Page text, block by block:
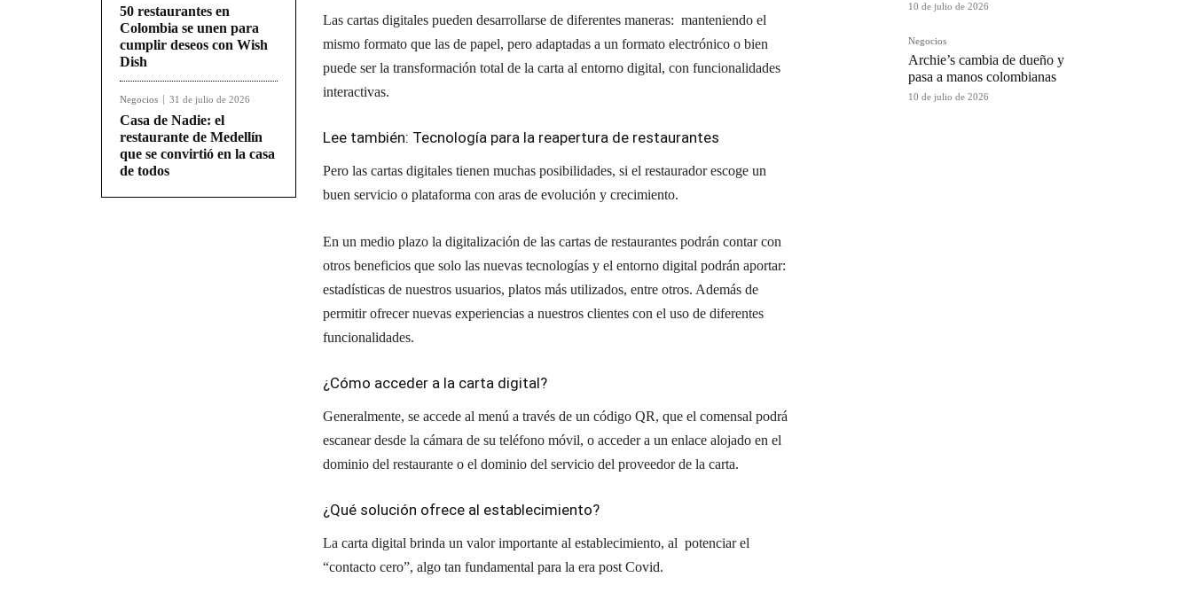
50 restaurantes en
Colombia se unen para
cumplir deseos con Wish
Dish
Negocios 31 de julio de 2026
Casa de Nadie: el
restaurante de Medellín
que se convirtió en la casa
de todos
Las cartas digitales pueden desarrollarse de diferentes maneras: manteniendo el
mismo formato que las de papel, pero adaptadas a un formato electrónico o bien
puede ser la transformación total de la carta al entorno digital, con funcionalidades
interactivas.
Lee también: Tecnología para la reapertura de restaurantes
Pero las cartas digitales tienen muchas posibilidades, si el restaurador escoge un
buen servicio o plataforma con aras de evolución y crecimiento.
En un medio plazo la digitalización de las cartas de restaurantes podrán contar con
otros beneficios que solo las nuevas tecnologías y el entorno digital podrán aportar:
estadísticas de nuestros usuarios, platos más utilizados, entre otros. Además de
permitir ofrecer nuevas experiencias a nuestros clientes con el uso de diferentes
funcionalidades.
¿Cómo acceder a la carta digital?
Generalmente, se accede al menú a través de un código QR, que el comensal podrá
escanear desde la cámara de su teléfono móvil, o acceder a un enlace alojado en el
dominio del restaurante o el dominio del servicio del proveedor de la carta.
¿Qué solución ofrece al establecimiento?
La carta digital brinda un valor importante al establecimiento, al potenciar el
“contacto cero”, algo tan fundamental para la era post Covid.
10 de julio de 2026
Negocios
Archie’s cambia de dueño y
pasa a manos colombianas
10 de julio de 2026